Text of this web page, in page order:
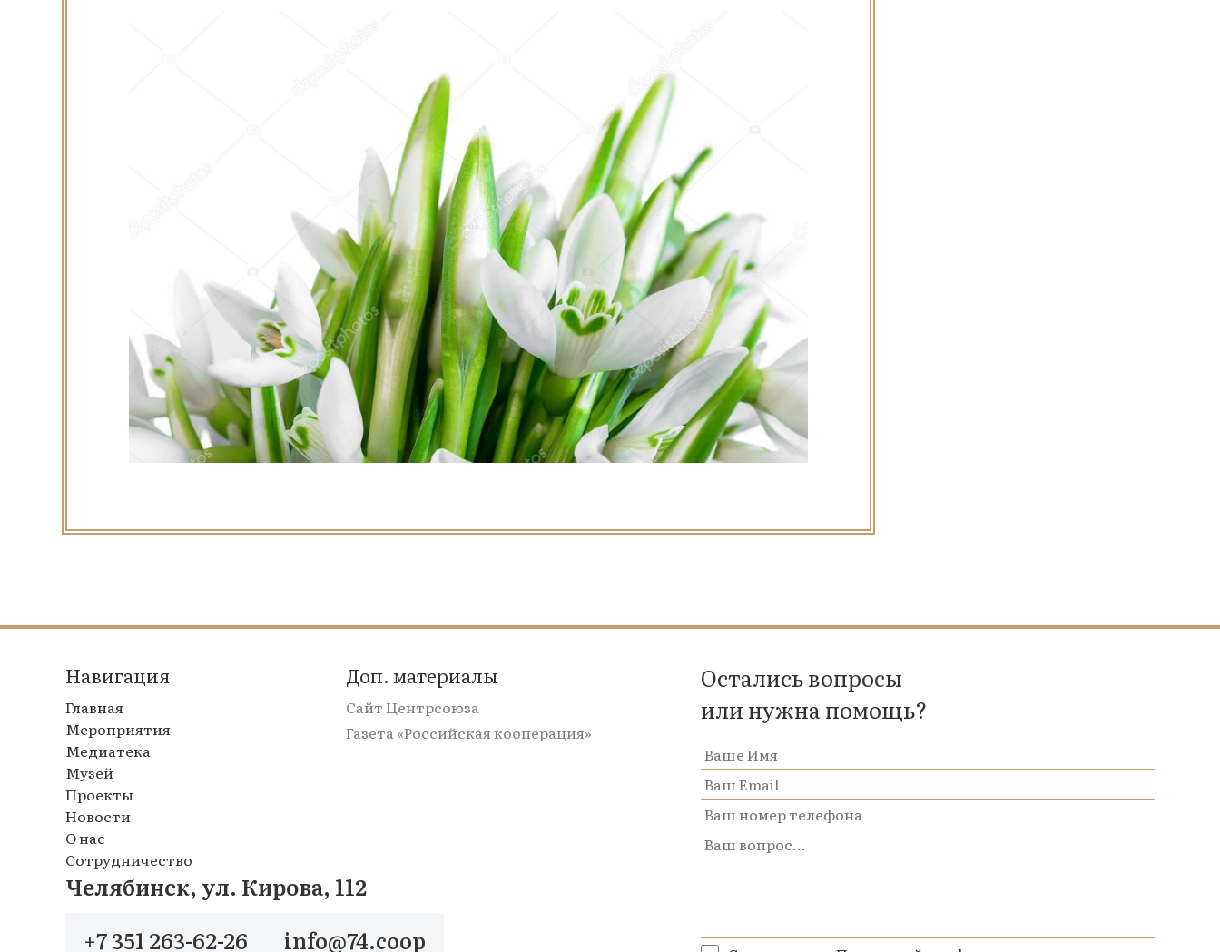
Навигация
Главная
Мероприятия
Медиатека
Музей
Проекты
Новости
О нас
Сотрудничество
Доп. материалы
Сайт Центрсоюза
Газета «Российская кооперация»
Челябинск, ул. Кирова, 112
+7 351 263-62-26
info@74.coop
Остались вопросы
или нужна помощь?